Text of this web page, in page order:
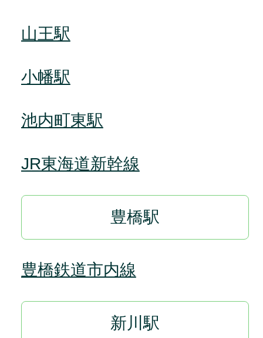
山王駅
小幡駅
池内町東駅
JR東海道新幹線
豊橋駅
豊橋鉄道市内線
新川駅